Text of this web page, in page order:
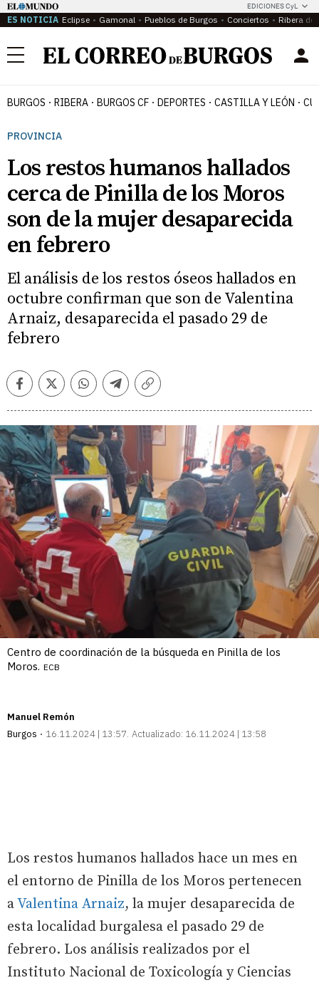
EDICIONES CyL
ES NOTICIA Eclipse Gamonal Pueblos de Burgos Conciertos Ribera del
Menú
BURGOS RIBERA BURGOS CF DEPORTES CASTILLA Y LEÓN
PROVINCIA
Los restos humanos hallados
cerca de Pinilla de los Moros
son de la mujer desaparecida
en febrero
El análisis de los restos óseos hallados en
octubre confirman que son de Valentina
Arnaiz, desaparecida el pasado 29 de
febrero
FacebookTwitterWhatsappTelegramCopiar
Centro de coordinación de la búsqueda en Pinilla de los
Moros. ECB
Manuel Remón
Burgos
16.11.2024 | 13:57 Actualizado: 16.11.2024 | 13:58
Los restos humanos hallados hace un mes en
el entorno de Pinilla de los Moros pertenecen
aValentina Arnaiz, la mujer desaparecida de
esta localidad burgalesa el pasado 29 de
febrero. Los análisis realizados por el
Instituto Nacional de Toxicología y Ciencias